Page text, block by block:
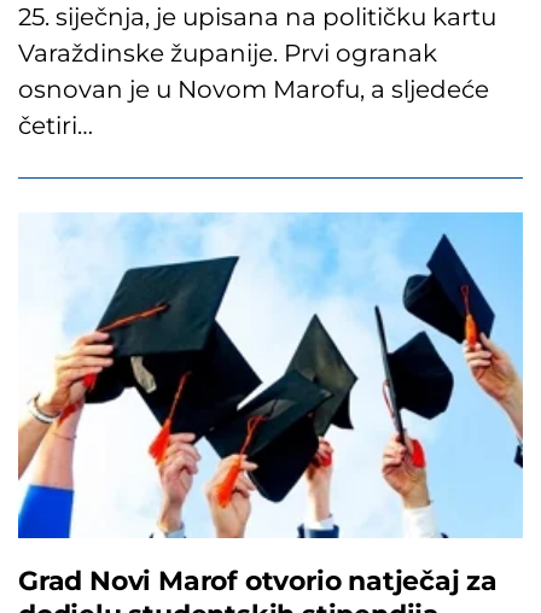
25. siječnja, je upisana na političku kartu
Varaždinske županije. Prvi ogranak
osnovan je u Novom Marofu, a sljedeće
četiri…
Grad Novi Marof otvorio natječaj za